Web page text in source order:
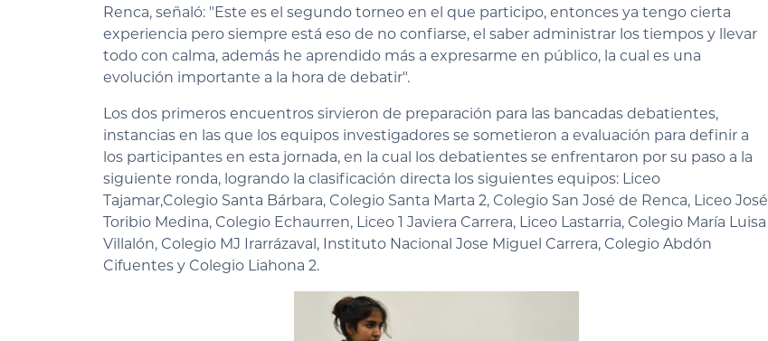
Renca, señaló: "Este es el segundo torneo en el que participo, entonces ya tengo cierta
experiencia pero siempre está eso de no confiarse, el saber administrar los tiempos y llevar
todo con calma, además he aprendido más a expresarme en público, la cual es una
evolución importante a la hora de debatir".
Los dos primeros encuentros sirvieron de preparación para las bancadas debatientes,
instancias en las que los equipos investigadores se sometieron a evaluación para definir a
los participantes en esta jornada, en la cual los debatientes se enfrentaron por su paso a la
siguiente ronda, logrando la clasificación directa los siguientes equipos: Liceo
Tajamar,Colegio Santa Bárbara, Colegio Santa Marta 2, Colegio San José de Renca, Liceo José
Toribio Medina, Colegio Echaurren, Liceo 1 Javiera Carrera, Liceo Lastarria, Colegio María Luisa
Villalón, Colegio MJ Irarrázaval, Instituto Nacional Jose Miguel Carrera, Colegio Abdón
Cifuentes y Colegio Liahona 2.